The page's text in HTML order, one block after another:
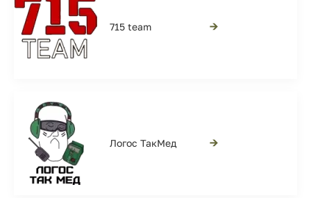
715 team →
Логос ТакМед →